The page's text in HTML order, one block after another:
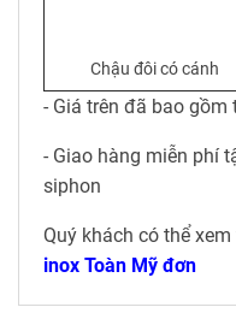
Chậu đôi có cánh
- Giá trên đã bao gồm
- Giao hàng miễn phí
siphon
Quý khách có thể
inox Toàn Mỹ đơn